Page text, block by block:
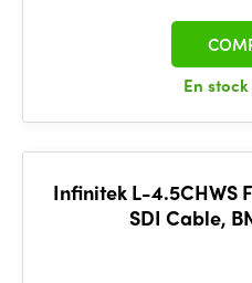
En stock
Infinitek L-4.5CHWS
SDI Cable,